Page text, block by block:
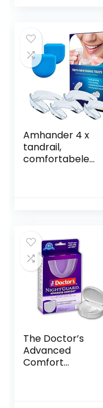
zonder bpa, etui
inbegrepen
Amhander 4 x
tandrail,
comfortabele
bijtgeleiders
TMJ, bruxisme en
bijtbescherming
voor de tanden (2
maten)
The Doctor’s
Advanced
Comfort